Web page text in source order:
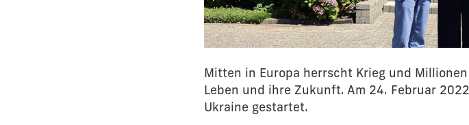
Mitten in Europa herrscht Krieg und
Leben und ihre Zukunft. Am 24. Februar
Ukraine gestartet.